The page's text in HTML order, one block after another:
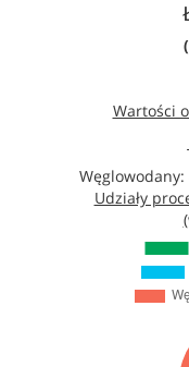
Wartości
Węglowodany:
Udziały